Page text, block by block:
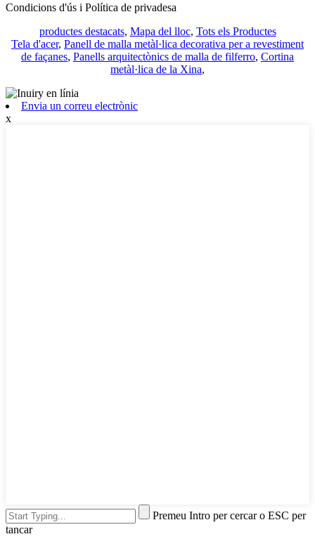
Condicions d'ús i Política de privadesa
productes destacats, Mapa del lloc, Tots els Productes
Tela d'acer, Panell de malla metàl·lica decorativa per a revestiment
de façanes, Panells arquitectònics de malla de filferro, Cortina
metàl·lica de la Xina,
Envia un correu electrònic
x
Premeu Intro per cercar o ESC per
tancar